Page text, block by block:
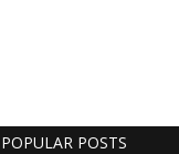
POPULAR POSTS